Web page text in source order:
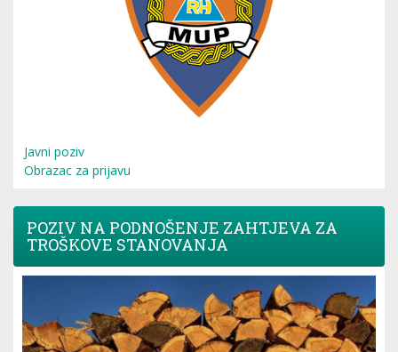
Javni poziv
Obrazac za prijavu
POZIV NA PODNOŠENJE ZAHTJEVA ZA
TROŠKOVE STANOVANJA